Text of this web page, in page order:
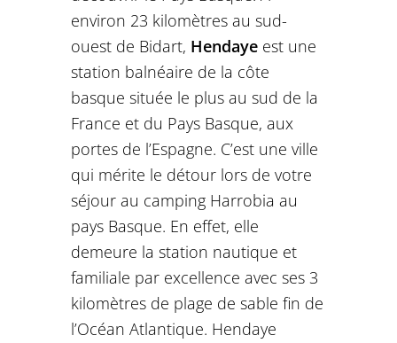
environ 23 kilomètres au sud-
ouest de Bidart, Hendaye est une
station balnéaire de la côte
basque située le plus au sud de la
France et du Pays Basque, aux
portes de l’Espagne. C’est une ville
qui mérite le détour lors de votre
séjour au camping Harrobia au
pays Basque. En effet, elle
demeure la station nautique et
familiale par excellence avec ses 3
kilomètres de plage de sable fin de
l’Océan Atlantique. Hendaye